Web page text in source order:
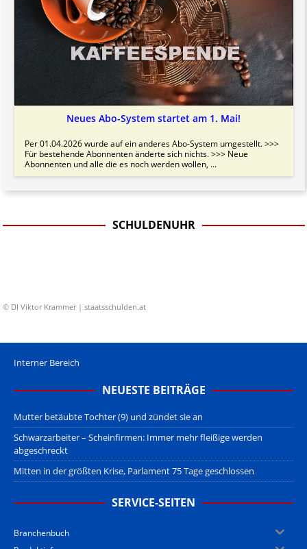
Neues Abo-System startet am 1. Mai!
Per 01.04.2026 wurde auf ein anderes Abo-System umgestellt. >>>
Für bestehende Abonnenten änderte sich nichts. >>> Neue
Abonnenten und alle die es noch werden wollen, ...
SCHULDENUHR
© DI Viktor Krammer | staatsschulden.at
Interner Bereich
NEUESTE BEITRÄGE
Mutter betäubte Tochter (9) und zündet sie an
Schwarzarbeiter – Scheinfirmen: Immer mehr fleißige werden
abgeschreckt
Mitten in der größten Krise, Parlament 75 Tage geschlossen
SERVICE-SEITEN
Branchenbuch